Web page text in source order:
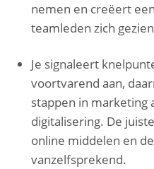
nemen en creëert
teamleden zich
Je signaleert
voortvarend aan,
stappen in marketing
digitalisering. De
online middelen en
vanzelfsprekend.